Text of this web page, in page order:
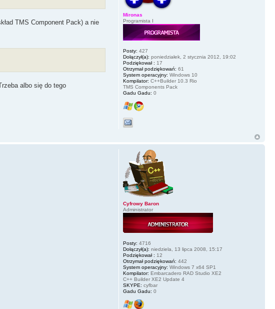
TMS Component Pack) a nie
albo się do tego
Mironas
Programista I
Posty: 427
Dołączył(a): poniedziałek, 2 stycznia 2012, 19:02
Podziękował : 17
Otrzymał podziękowań: 61
System operacyjny: Windows 10
Kompilator: C++Builder 10.3 Rio
TMS Components Pack
Gadu Gadu: 0
Cyfrowy Baron
Administrator
Posty: 4716
Dołączył(a): niedziela, 13 lipca 2008, 15:17
Podziękował : 12
Otrzymał podziękowań: 442
System operacyjny: Windows 7 x64 SP1
Kompilator: Embarcadero RAD Studio XE2
C++ Builder XE2 Update 4
SKYPE: cyfbar
Gadu Gadu: 0